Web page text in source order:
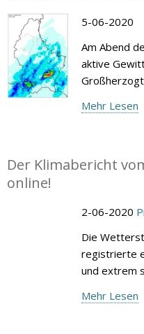
5-06-2020
Am Abend
aktive
Mehr Lesen
Der Klimabericht
online!
2-06-2020
Die
registrierte
und extrem
Mehr Lesen